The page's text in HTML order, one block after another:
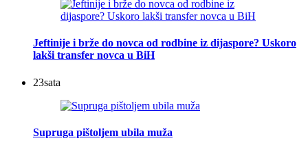
Jeftinije i brže do novca od rodbine iz dijaspore? Uskoro
lakši transfer novca u BiH
23sata
Supruga pištoljem ubila muža